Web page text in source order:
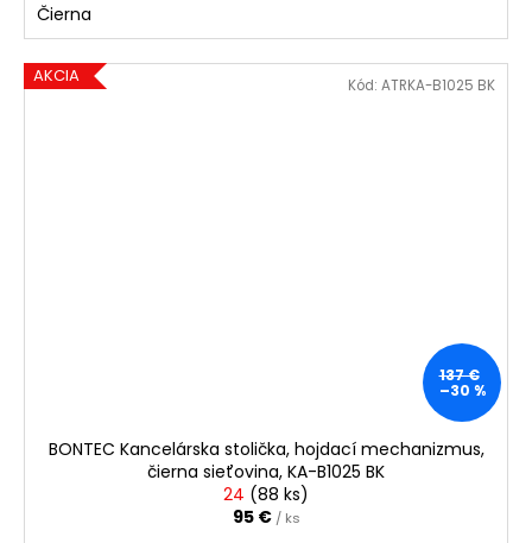
Čierna
AKCIA
137 €
–30 %
BONTEC Kancelárska stolička, hojdací mechanizmus,
čierna sieťovina, KA-B1025 BK
24 (88 ks)
95 € / ks
Kód: ATRKA-B1025 BK